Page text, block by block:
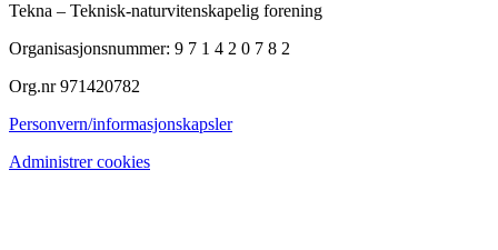
Tekna – Teknisk-naturvitenskapelig forening
Organisasjonsnummer: 9 7 1 4 2 0 7 8 2
Org.nr 971420782
Personvern/informasjonskapsler
Administrer cookies